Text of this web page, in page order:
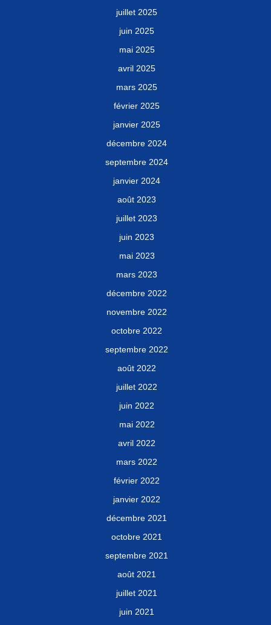
juillet 2025
juin 2025
mai 2025
avril 2025
mars 2025
février 2025
janvier 2025
décembre 2024
septembre 2024
janvier 2024
août 2023
juillet 2023
juin 2023
mai 2023
mars 2023
décembre 2022
novembre 2022
octobre 2022
septembre 2022
août 2022
juillet 2022
juin 2022
mai 2022
avril 2022
mars 2022
février 2022
janvier 2022
décembre 2021
octobre 2021
septembre 2021
août 2021
juillet 2021
juin 2021